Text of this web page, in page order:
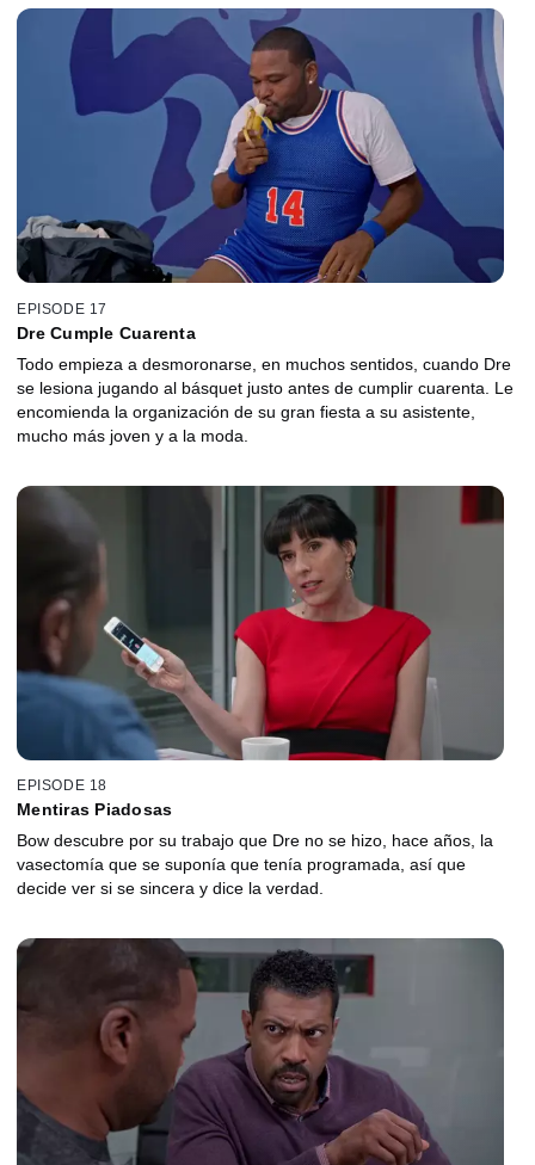
EPISODE 17
Dre Cumple Cuarenta
Todo empieza a desmoronarse, en muchos sentidos, cuando Dre
se lesiona jugando al básquet justo antes de cumplir cuarenta. Le
encomienda la organización de su gran fiesta a su asistente,
mucho más joven y a la moda.
EPISODE 18
Mentiras Piadosas
Bow descubre por su trabajo que Dre no se hizo, hace años, la
vasectomía que se suponía que tenía programada, así que
decide ver si se sincera y dice la verdad.